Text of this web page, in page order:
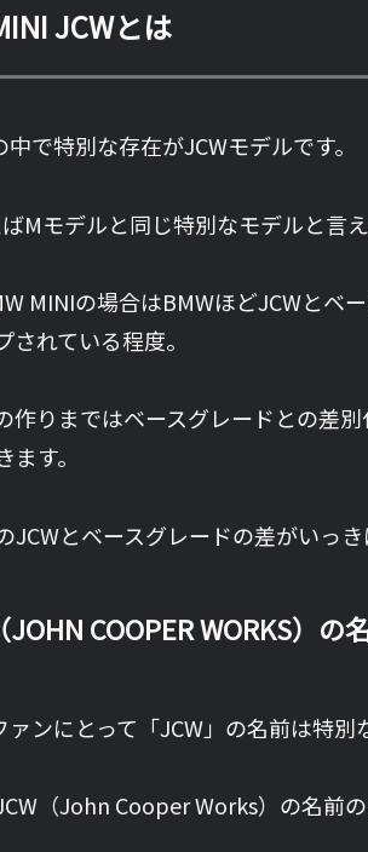
JCWとは
中で特別な存在がJCWモデルです。
Mモデルと同じ特別なモデルと言
MINIの場合はBMWほどJCWとベ
されている程度。
作りまではベースグレードとの差
す。
JCWとベースグレードの差がいっ
JOHN COOPER WORKS）の
ァンにとって「JCW」の名前は特
（John Cooper Works）の名前